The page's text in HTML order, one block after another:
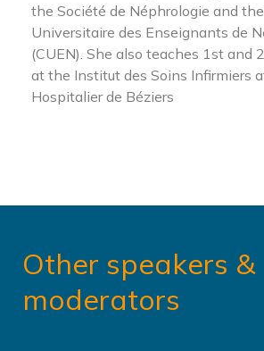
the Société de Néphrologie and
Universitaire des Enseignants de
(CUEN). She also teaches 1st and
at the Institut des Soins Infirmiers
Hospitalier de Béziers
Other speakers &
moderators